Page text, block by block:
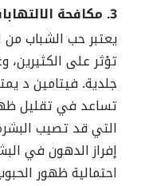
3. مكافحة الالتهابات وحب الشباب
يعتبر حب الشباب من
تؤثر على الكثيرين،
جلدية. فيتامين د
تساعد في تقليل
التي قد تصيب
إفراز الدهون في
احتمالية ظهور